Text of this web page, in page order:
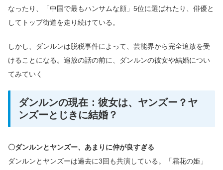
なったり、「中国で最もハンサムな顔」5位に選ばれたり、俳優と
してトップ街道を走り続けている。
しかし、ダンルンは脱税事件によって、芸能界から完全追放を受
けることになる。追放の話の前に、ダンルンの彼女や結婚につい
てみていく
ダンルンの現在：彼女は、ヤンズー？ヤ
ンズーとじきに結婚？
〇ダンルンとヤンズー、あまりに仲が良すぎる
ダンルンとヤンズーは過去に3回も共演している。「霜花の姫」